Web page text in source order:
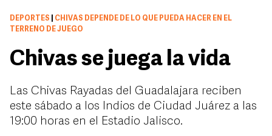
DEPORTES
CHIVAS DEPENDE DE LO QUE PUEDA HACER EN EL
TERRENO DE JUEGO
Chivas se juega la vida
Las Chivas Rayadas del Guadalajara reciben
este sábado a los Indios de Ciudad Juárez a las
19:00 horas en el Estadio Jalisco.